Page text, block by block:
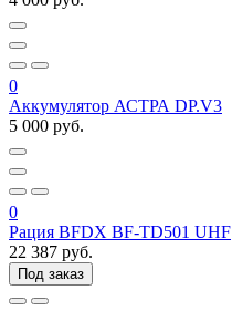
0
Аккумулятор АСТРА DP.V3
5 000 руб.
0
Рация BFDX BF-TD501 UHF
22 387 руб.
Под заказ